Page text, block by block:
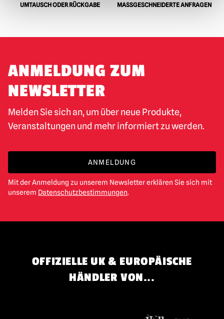
UMTAUSCH ODER RÜCKGABE MASSGESCHNEIDERTE ANFRAGEN
ANMELDUNG ZUM
NEWSLETTER
Melden Sie sich an, um über neue Produkte,
Veranstaltungen und mehr informiert zu werden.
ANMELDUNG
Mit der Anmeldung zu unserem Newsletter erklären Sie sich mit
unserem Datenschutzbestimmungen.
OFFIZIELLE UK & EUROPÄISCHE
HÄNDLER VON...